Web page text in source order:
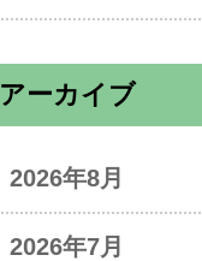
アーカイブ
2026年8月
2026年7月